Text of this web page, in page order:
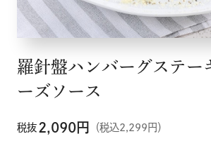
羅針盤ハンバーグステ
ーズソース
税抜 2,090円 （税込2,299円）